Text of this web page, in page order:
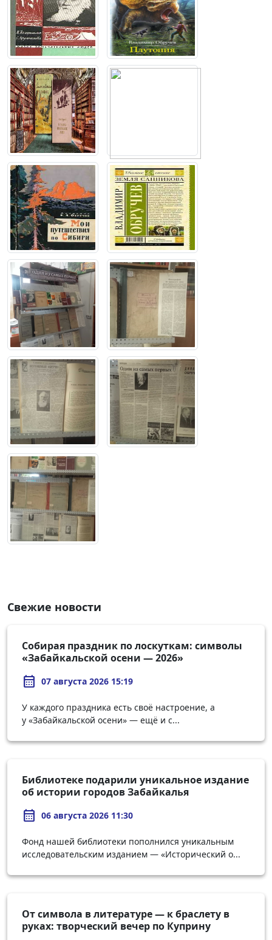
Свежие новости
Собирая праздник по лоскуткам: символы
«Забайкальской осени — 2026»
calendar_month 07 августа 2026 15:19
У каждого праздника есть своё настроение, а
у «Забайкальской осени» — ещё и с...
Библиотеке подарили уникальное издание
об истории городов Забайкалья
calendar_month 06 августа 2026 11:30
Фонд нашей библиотеки пополнился уникальным
исследовательским изданием — «Исторический о...
От символа в литературе — к браслету в
руках: творческий вечер по Куприну